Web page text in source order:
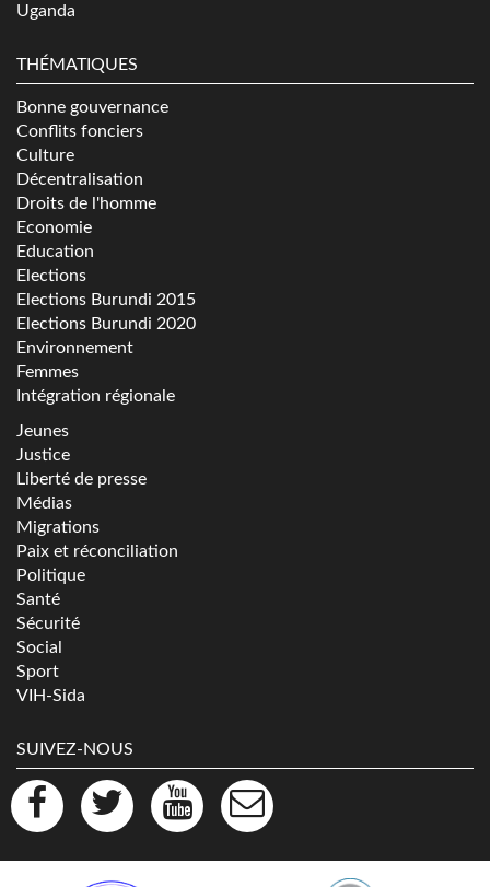
Uganda
THÉMATIQUES
Bonne gouvernance
Conflits fonciers
Culture
Décentralisation
Droits de l'homme
Economie
Education
Elections
Elections Burundi 2015
Elections Burundi 2020
Environnement
Femmes
Intégration régionale
Jeunes
Justice
Liberté de presse
Médias
Migrations
Paix et réconciliation
Politique
Santé
Sécurité
Social
Sport
VIH-Sida
SUIVEZ-NOUS